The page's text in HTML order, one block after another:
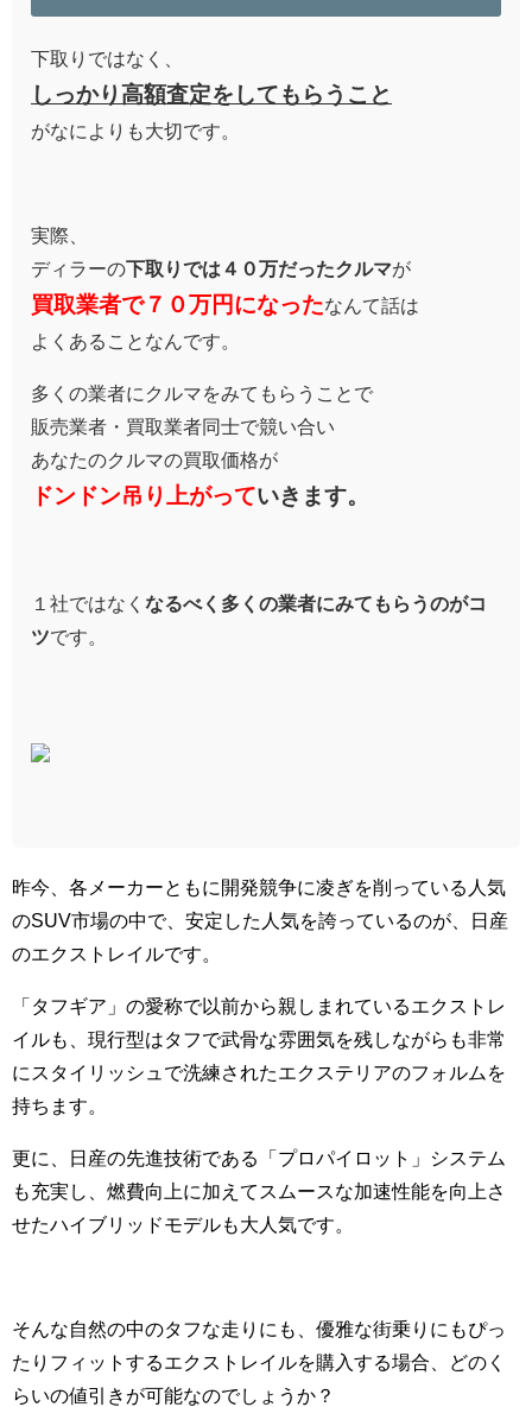
下取りではなく、
しっかり高額査定をしてもらうこと
がなによりも大切です。
実際、
ディラーの下取りでは４０万だったクルマが
買取業者で７０万円になったなんて話は
よくあることなんです。
多くの業者にクルマをみてもらうことで
販売業者・買取業者同士で競い合い
あなたのクルマの買取価格が
ドンドン吊り上がっていきます。
１社ではなく なるべく多くの業者にみてもらうのがコ
ツです。
昨今、各メーカーともに開発競争に凌ぎを削っている人気
のSUV市場の中で、安定した人気を誇っているのが、日産
のエクストレイルです。
「タフギア」の愛称で以前から親しまれているエクストレ
イルも、現行型はタフで武骨な雰囲気を残しながらも非常
にスタイリッシュで洗練されたエクステリアのフォルムを
持ちます。
更に、日産の先進技術である「プロパイロット」システム
も充実し、燃費向上に加えてスムースな加速性能を向上さ
せたハイブリッドモデルも大人気です。
そんな自然の中のタフな走りにも、優雅な街乗りにもぴっ
たりフィットするエクストレイルを購入する場合、どのく
らいの値引きが可能なのでしょうか？